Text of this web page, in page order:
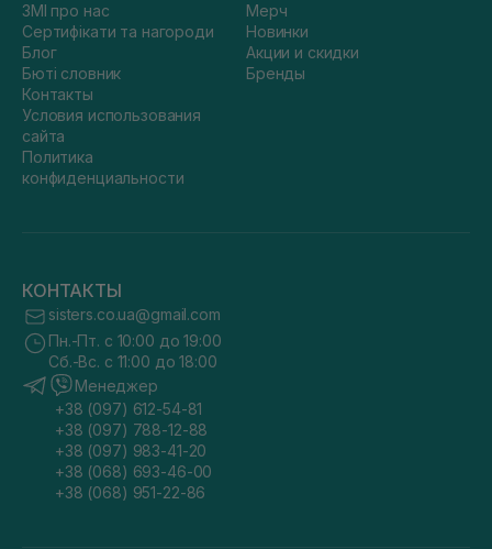
ЗМІ про нас
Сертифікати та нагороди
Блог
Бюті словник
Контакты
Условия использования
сайта
Политика
конфиденциальности
Мерч
Новинки
Акции и скидки
Бренды
КОНТАКТЫ
sisters.co.ua@gmail.com
Пн.-Пт. с 10:00 до 19:00
Сб.-Вс. с 11:00 до 18:00
Менеджер
+38 (097) 612-54-81
+38 (097) 788-12-88
+38 (097) 983-41-20
+38 (068) 693-46-00
+38 (068) 951-22-86